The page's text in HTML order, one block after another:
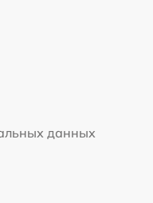
данных